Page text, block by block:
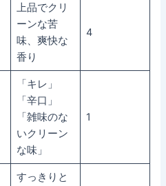
上品でクリ
ーンな苦
味、爽快な
香り
4
「キレ」
「辛口」
「雑味のな
いクリーン
な味」
1
すっきりと